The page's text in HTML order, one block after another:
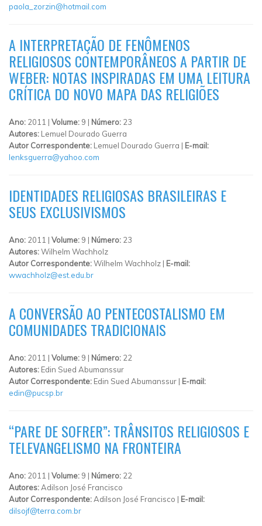
paola_zorzin@hotmail.com
A INTERPRETAÇÃO DE FENÔMENOS
RELIGIOSOS CONTEMPORÂNEOS A PARTIR DE
WEBER: NOTAS INSPIRADAS EM UMA LEITURA
CRÍTICA DO NOVO MAPA DAS RELIGIÕES
Ano: 2011 | Volume: 9 | Número: 23
Autores: Lemuel Dourado Guerra
Autor Correspondente: Lemuel Dourado Guerra | E-mail:
lenksguerra@yahoo.com
IDENTIDADES RELIGIOSAS BRASILEIRAS E
SEUS EXCLUSIVISMOS
Ano: 2011 | Volume: 9 | Número: 23
Autores:Wilhelm Wachholz
Autor Correspondente:Wilhelm Wachholz | E-mail:
wwachholz@est.edu.br
A CONVERSÃO AO PENTECOSTALISMO EM
COMUNIDADES TRADICIONAIS
Ano: 2011 | Volume: 9 | Número: 22
Autores: Edin Sued Abumanssur
Autor Correspondente: Edin Sued Abumanssur | E-mail:
edin@pucsp.br
“PARE DE SOFRER”: TRÂNSITOS RELIGIOSOS E
TELEVANGELISMO NA FRONTEIRA
Ano: 2011 | Volume: 9 | Número: 22
Autores:Adilson José Francisco
Autor Correspondente:Adilson José Francisco | E-mail:
dilsojf@terra.com.br